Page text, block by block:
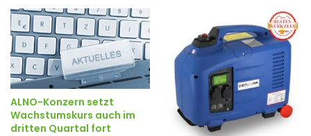
ALNO-Konzern setzt
Wachstumskurs auch im
dritten Quartal fort